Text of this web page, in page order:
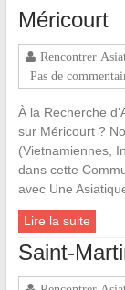
Méricourt
Rencontrer
Pas de
À la Recherche
sur Méricourt ?
(Vietnamiennes,
dans cette
avec Une
Lire la suite
Saint-